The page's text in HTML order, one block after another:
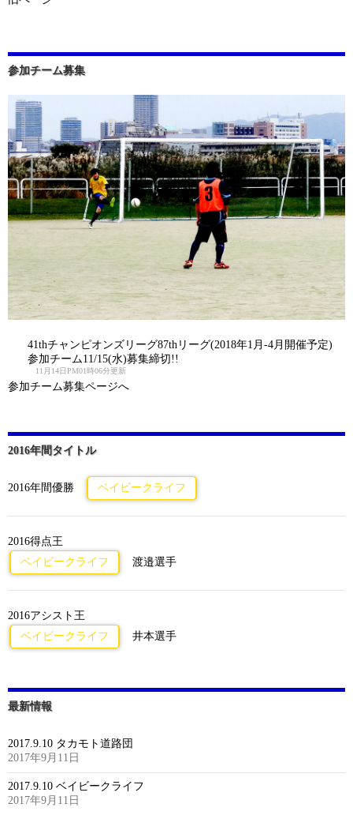
参加チーム募集
41thチャンピオンズリーグ87thリーグ(2018年1月-4月開催予定)
参加チーム11/15(水)募集締切!!
11月14日PM01時06分更新
参加チーム募集ページへ
2016年間タイトル
2016年間優勝 ベイビークライフ
2016得点王
ベイビークライフ
渡邉選手
2016アシスト王
ベイビークライフ
井本選手
最新情報
2017.9.10 タカモト道路団
2017年9月11日
2017.9.10 ベイビークライフ
2017年9月11日